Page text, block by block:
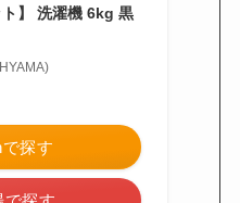
ト】 洗濯機 6kg 黒
探す